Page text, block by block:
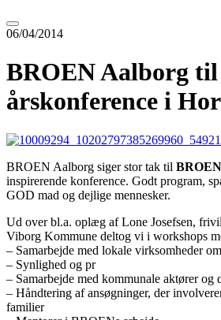
06/04/2014
BROEN Aalborg til
årskonference i
BROEN Aalborg siger stor tak til
inspirerende konference. Godt program,
GOD mad og dejlige mennesker.
Ud over bl.a. oplæg af Lone Josefsen,
Viborg Kommune deltog vi i workshops
– Samarbejde med lokale virksomheder
– Synlighed og pr
– Samarbejde med kommunale aktører og
– Håndtering af ansøgninger, der
familier